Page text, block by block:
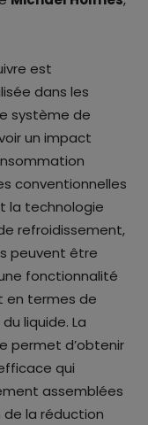
est
dans les
système de
un impact
conventionnelles
la technologie
refroidissement,
peuvent être
fonctionnalité
en termes de
liquide. La
permet d’obtenir
qui
assemblées
de la réduction